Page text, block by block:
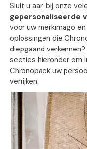
Sluit u aan bij onze
gepersonaliseerde
voor uw merkimago
oplossingen die
diepgaand
secties hieronder om
Chronopack uw
verrijken.